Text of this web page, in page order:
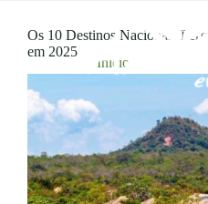
conteúdo
destinos para
Início
Os 10 Destinos Nacionais
em 2025